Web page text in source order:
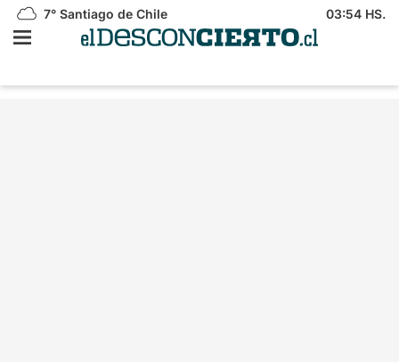
7° Santiago de Chile 03:54 HS.